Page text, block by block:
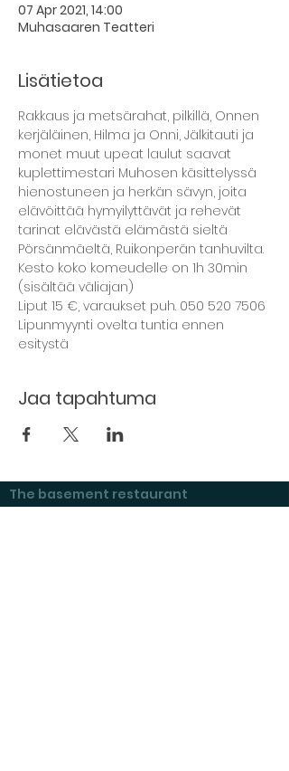
07 Apr 2021, 14:00
Muhasaaren Teatteri
Lisätietoa
Rakkaus ja metsärahat, pilkillä, Onnen
kerjäläinen, Hilma ja Onni, Jälkitauti ja
monet muut upeat laulut saavat
kuplettimestari Muhosen käsittelyssä
hienostuneen ja herkän sävyn, joita
elävöittää hymyilyttävät ja rehevät
tarinat elävästä elämästä sieltä
Pörsänmäeltä, Ruikonperän tanhuvilta.
Kesto koko komeudelle on 1h 30min
(sisältää väliajan)
Liput 15 €, varaukset puh. 050 520 7506
Lipunmyynti ovelta tuntia ennen
esitystä
Jaa tapahtuma
The basement restaurant